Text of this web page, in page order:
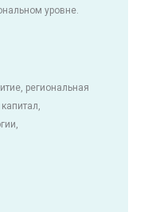
уровне.
региональная